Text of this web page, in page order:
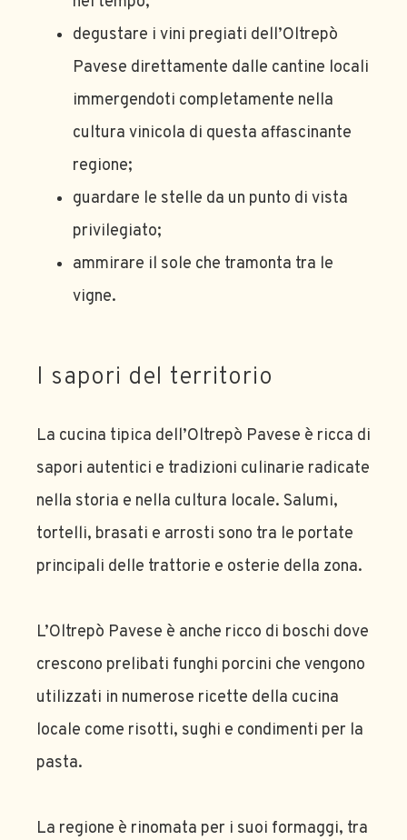
degustare i vini pregiati dell’Oltrepò
Pavese direttamente dalle cantine locali
immergendoti completamente nella
cultura vinicola di questa affascinante
regione;
guardare le stelle da un punto di vista
privilegiato;
ammirare il sole che tramonta tra le
vigne.
I sapori del territorio
La cucina tipica dell’Oltrepò Pavese è ricca di
sapori autentici e tradizioni culinarie radicate
nella storia e nella cultura locale. Salumi,
tortelli, brasati e arrosti sono tra le portate
principali delle trattorie e osterie della zona.
L’Oltrepò Pavese è anche ricco di boschi dove
crescono prelibati funghi porcini che vengono
utilizzati in numerose ricette della cucina
locale come risotti, sughi e condimenti per la
pasta.
La regione è rinomata per i suoi formaggi, tra